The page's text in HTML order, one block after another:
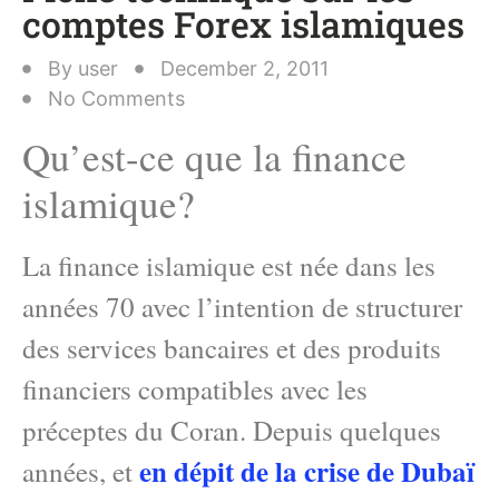
comptes Forex islamiques
By user
December 2, 2011
No Comments
Qu’est-ce que la finance
islamique?
La finance islamique est née dans les
années 70 avec l’intention de structurer
des services bancaires et des produits
financiers compatibles avec les
préceptes du Coran. Depuis quelques
années, eten dépit de la crise de Dubaï